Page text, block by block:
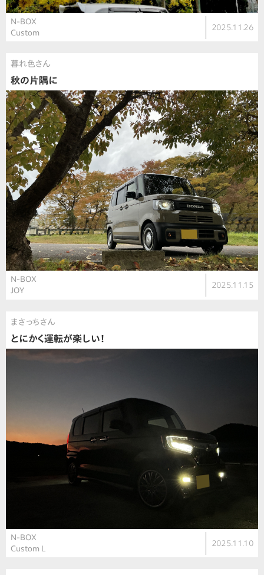
N-BOX
Custom
2025.11.26
暮れ色さん
秋の片隅に
N-BOX
JOY
2025.11.15
まさっちさん
とにかく運転が楽しい！
N-BOX
Custom L
2025.11.10